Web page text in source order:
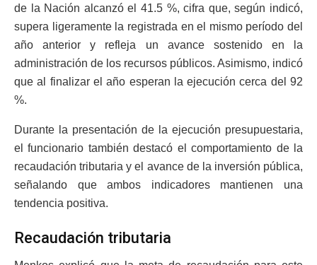
de la Nación alcanzó el 41.5 %, cifra que, según indicó,
supera ligeramente la registrada en el mismo período del
año anterior y refleja un avance sostenido en la
administración de los recursos públicos. Asimismo, indicó
que al finalizar el año esperan la ejecución cerca del 92
%.
Durante la presentación de la ejecución presupuestaria,
el funcionario también destacó el comportamiento de la
recaudación tributaria y el avance de la inversión pública,
señalando que ambos indicadores mantienen una
tendencia positiva.
Recaudación tributaria